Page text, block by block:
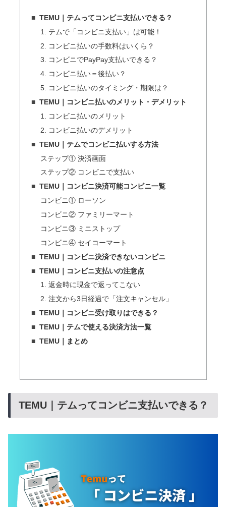
TEMU｜テムってコンビニ支払いできる？
1. テムで「コンビニ支払い」は可能！
2. コンビニ払いの手数料はいくら？
3. コンビニでPayPay支払いできる？
4. コンビニ払い＝後払い？
5. コンビニ払いのタイミング・期限は？
TEMU｜コンビニ払いのメリット・デメリット
1. コンビニ払いのメリット
2. コンビニ払いのデメリット
TEMU｜テムでコンビニ払いする方法
ステップ① 決済画面
ステップ② コンビニで支払い
TEMU｜コンビニ決済可能コンビニ一覧
コンビニ① ローソン
コンビニ② ファミリーマート
コンビニ③ ミニストップ
コンビニ④ セイコーマート
TEMU｜コンビニ決済できないコンビニ
TEMU｜コンビニ支払いの注意点
1. 返金時に現金で返ってこない
2. 注文から3日経過で「注文キャンセル」
TEMU｜コンビニ受け取りはできる？
TEMU｜テムで使える決済方法一覧
TEMU｜まとめ
TEMU｜テムってコンビニ支払いできる？